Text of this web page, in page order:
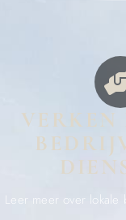
VERKEN
Leer meer over lokale